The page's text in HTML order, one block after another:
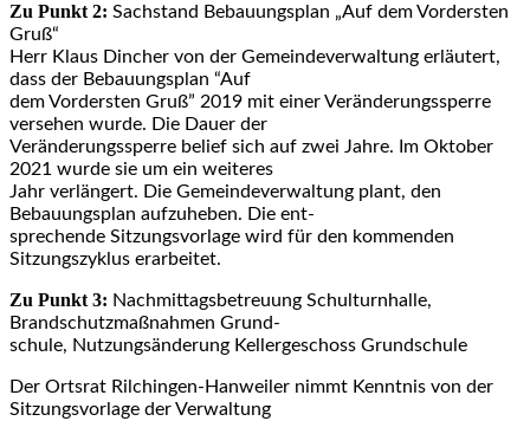
Zu Punkt 2: Sachstand Bebauungsplan „Auf dem Vordersten
Gruß“
Herr Klaus Dincher von der Gemeindeverwaltung erläutert,
dass der Bebauungsplan “Auf
dem Vordersten Gruß” 2019 mit einer Veränderungssperre
versehen wurde. Die Dauer der
Veränderungssperre belief sich auf zwei Jahre. Im Oktober
2021 wurde sie um ein weiteres
Jahr verlängert. Die Gemeindeverwaltung plant, den
Bebauungsplan aufzuheben. Die ent-
sprechende Sitzungsvorlage wird für den kommenden
Sitzungszyklus erarbeitet.
Zu Punkt 3: Nachmittagsbetreuung Schulturnhalle,
Brandschutzmaßnahmen Grund-
schule, Nutzungsänderung Kellergeschoss Grundschule
Der Ortsrat Rilchingen-Hanweiler nimmt Kenntnis von der
Sitzungsvorlage der Verwaltung